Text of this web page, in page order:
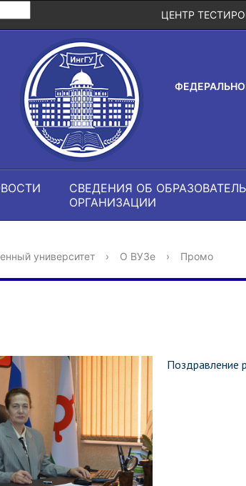
ЦЕНТР
СВЕДЕНИЯ ОБ
ОРГАНИЗАЦИИ
университет › О ВУЗе › Промо
Поздравление